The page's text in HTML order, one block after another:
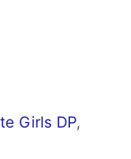
Girls DP,